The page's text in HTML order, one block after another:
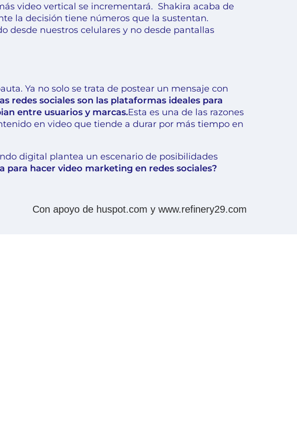
video vertical se incrementará. Shakira acaba de
la decisión tiene números que la sustentan.
desde nuestros celulares y no desde pantallas
Ya no solo se trata de postear un mensaje con
redes sociales son las plataformas ideales para
entre usuarios y marcas.Esta es una de las razones
en video que tiende a durar por más tiempo en
digital plantea un escenario de posibilidades
para hacer video marketing en redes sociales?
Con apoyo de huspot.com y www.refinery29.com